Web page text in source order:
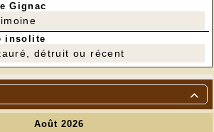

Gignac
insolite
détruit ou récent